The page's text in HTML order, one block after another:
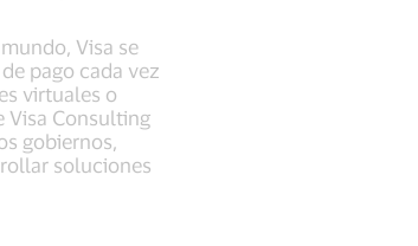
Visa se
pago cada vez
virtuales o
Visa Consulting
gobiernos,
soluciones